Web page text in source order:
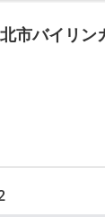
市バイリン